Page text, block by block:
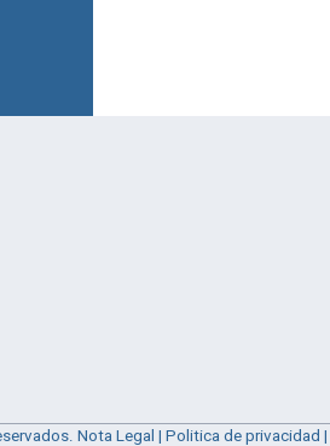
Nota Legal | Politica de privacidad |